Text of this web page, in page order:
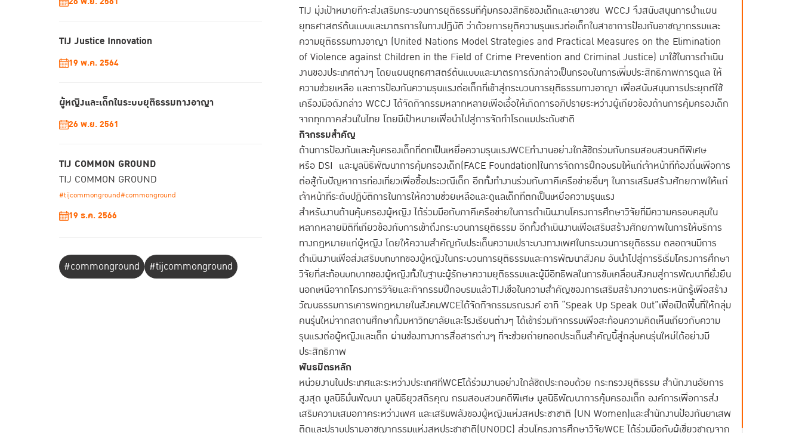
TIJ มุ่งเป้าหมายที่จะส่งเสริมกระบวนการยุติธรรมที่คุ้มครองสิทธิของเด็กและเยาวชน WCCJ จึงสนับสนุนการนำแผน
ยุทธศาสตร์ต้นแบบและมาตรการในทางปฏิบัติ ว่าด้วยการยุติความรุนแรงต่อเด็กในสาขาการป้องกันอาชญากรรมและ
ความยุติธรรมทางอาญา (United Nations Model Strategies and Practical Measures on the Elimination
of Violence against Children in the Field of Crime Prevention and Criminal Justice) มาใช้ในการดำเนิน
งานของประเทศต่างๆ โดยแผนยุทธศาสตร์ต้นแบบและมาตรการดังกล่าวเป็นกรอบในการเพิ่มประสิทธิภาพการดูแล ให้
ความช่วยเหลือ และการป้องกันความรุนแรงต่อเด็กที่เข้าสู่กระบวนการยุติธรรมทางอาญา เพื่อสนับสนุนการประยุกต์ใช้
เครื่องมือดังกล่าว WCCJ ได้จัดกิจกรรมหลากหลายเพื่อเอื้อให้เกิดการอภิปรายระหว่างผู้เกี่ยวข้องด้านการคุ้มครองเด็ก
จากทุกภาคส่วนในไทย โดยมีเป้าหมายเพื่อนำไปสู่การจัดทำโรดแมประดับชาติ
กิจกรรมสำคัญ
ด้านการป้องกันและคุ้มครองเด็กที่ตกเป็นเหยื่อความรุนแรงWCEทำงานอย่างใกล้ชิดร่วมกับกรมสอบสวนคดีพิเศษ
หรือ DSI และมูลนิธิพัฒนาการคุ้มครองเด็ก(FACE Foundation)ในการจัดการฝึกอบรมให้แก่เจ้าหน้าที่ท้องถิ่นเพื่อการ
ต่อสู้กับปัญหาการท่องเที่ยวเพื่อซื้อประเวณีเด็ก อีกทั้งทำงานร่วมกับภาคีเครือข่ายอื่นๆ ในการเสริมสร้างศักยภาพให้แก่
เจ้าหน้าที่ระดับปฏิบัติการในการให้ความช่วยเหลือและดูแลเด็กที่ตกเป็นเหยื่อความรุนแรง
สำหรับงานด้านคุ้มครองผู้หญิง ได้ร่วมมือกับภาคีเครือข่ายในการดำเนินงานโครงการศึกษาวิจัยที่มีความครอบคลุมใน
หลากหลายมิติที่เกี่ยวข้องกับการเข้าถึงกระบวนการยุติธรรม อีกทั้งดำเนินงานเพื่อเสริมสร้างศักยภาพในการให้บริการ
ทางกฎหมายแก่ผู้หญิง โดยให้ความสำคัญกับประเด็นความเปราะบางทางเพศในกระบวนการยุติธรรม ตลอดจนมีการ
ดำเนินงานเพื่อส่งเสริมบทบาทของผู้หญิงในกระบวนการยุติธรรมและการพัฒนาสังคม อันนำไปสู่การริเริ่มโครงการศึกษา
วิจัยที่สะท้อนบทบาทของผู้หญิงทั้งในฐานะผู้รักษาความยุติธรรมและผู้มีอิทธิพลในการขับเคลื่อนสังคมสู่การพัฒนาที่ยั่งยืน
นอกเหนือจากโครงการวิจัยและกิจกรรมฝึกอบรมแล้วTIJเชื่อในความสำคัญของการเสริมสร้างความตระหนักรู้เพื่อสร้าง
วัฒนธรรมการเคารพกฎหมายในสังคมWCEได้จัดกิจกรรมรณรงค์ อาทิ “Speak Up Speak Out”เพื่อเปิดพื้นที่ให้กลุ่ม
คนรุ่นใหม่จากสถานศึกษาทั้งมหาวิทยาลัยและโรงเรียนต่างๆ ได้เข้าร่วมกิจกรรมเพื่อสะท้อนความคิดเห็นเกี่ยวกับความ
รุนแรงต่อผู้หญิงและเด็ก ผ่านช่องทางการสื่อสารต่างๆ ที่จะช่วยถ่ายทอดประเด็นสำคัญนี้สู่กลุ่มคนรุ่นใหม่ได้อย่างมี
ประสิทธิภาพ
พันธมิตรหลัก
หน่วยงานในประเทศและระหว่างประเทศที่WCEได้ร่วมงานอย่างใกล้ชิดประกอบด้วย กระทรวงยุติธรรม สำนักงานอัยการ
สูงสุด มูลนิธิมั่นพัฒนา มูลนิธิยุวสถิรคุณ กรมสอบสวนคดีพิเศษ มูลนิธิพัฒนาการคุ้มครองเด็ก องค์การเพื่อการส่ง
เสริมความเสมอภาคระหว่างเพศ และเสริมพลังของผู้หญิงแห่งสหประชาชาติ (UN Women)และสำนักงานป้องกันยาเสพ
ติดและปราบปรามอาชญากรรมแห่งสหประชาชาติ(UNODC) ส่วนโครงการศึกษาวิจัยWCE ได้ร่วมมือกับผู้เชี่ยวชาญจาก
TIJ Justice Innovation
19 พ.ค. 2564
ผู้หญิงและเด็กในระบบยุติธรรมทางอาญา
26 พ.ย. 2561
TIJ COMMON GROUND
TIJ COMMON GROUND
#tijcommonground#commonground
19 ธ.ค. 2566
#commonground #tijcommonground